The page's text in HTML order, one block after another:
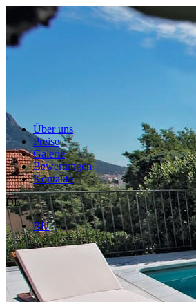
Über uns
Preise
Galerie
Bewertungen
Kontakte
DE
RU